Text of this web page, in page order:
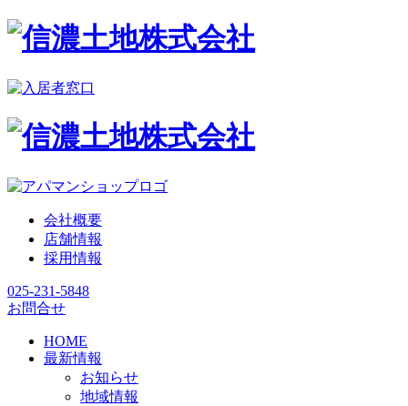
会社概要
店舗情報
採用情報
025-231-5848
お問合せ
HOME
最新情報
お知らせ
地域情報